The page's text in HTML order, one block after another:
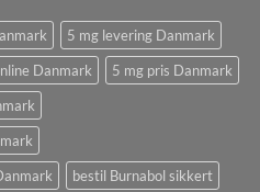
5 mg levering Danmark
Danmark
5 mg pris Danmark
bestil Burnabol sikkert